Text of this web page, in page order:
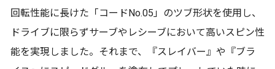
回転性能に長けた「コードNo.05」のツブ形状を使用し、
ドライブに限らずサーブやレシーブにおいて高いスピン性
能を実現しました。それまで、『スレイバー』や『ブラ